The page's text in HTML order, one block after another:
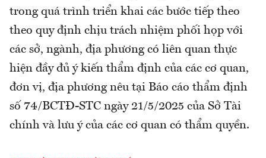
trong quá trình triển khai các bước tiếp theo
theo quy định chịu trách nhiệm phối họp với
các sở, ngành, địa phương có liên quan thực
hiện đầy đủ ý kiến thẩm định của các cơ quan,
đơn vị, địa phương nêu tại Báo cáo thẩm định
số 74/BCTĐ-STC ngày 21/5/2025 của Sở Tài
chính và lưu ý của các cơ quan có thẩm quyền.